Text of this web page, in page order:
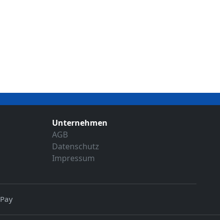
Unternehmen
AGB
Datenschutz
Impressum